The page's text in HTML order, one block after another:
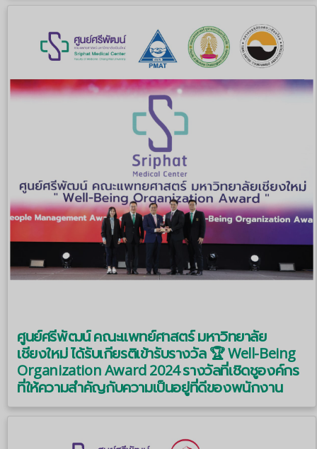
ศูนย์ศรีพัฒน์ คณะแพทย์ศาสตร์ มหาวิทยาลัย
เชียงใหม่ ได้รับเกียรติเข้ารับรางวัล 🏆 Well-Being
Organization Award 2024 รางวัลที่เชิดชูองค์กร
ที่ให้ความสำคัญกับความเป็นอยู่ที่ดีของพนักงาน